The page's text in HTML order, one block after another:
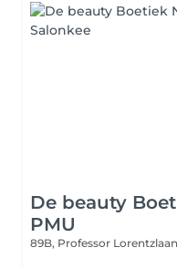
De beauty
PMU
89B, Professor Lorentzlaan